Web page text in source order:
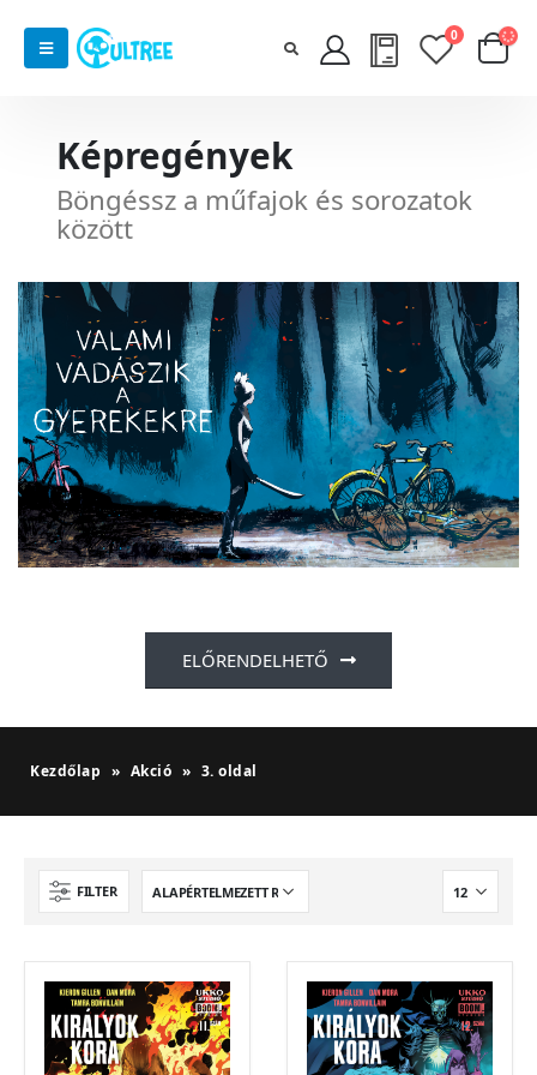
0
Képregények
Böngéssz a műfajok és sorozatok
között
ELŐRENDELHETŐ
Kezdőlap » Akció » 3. oldal
FILTER